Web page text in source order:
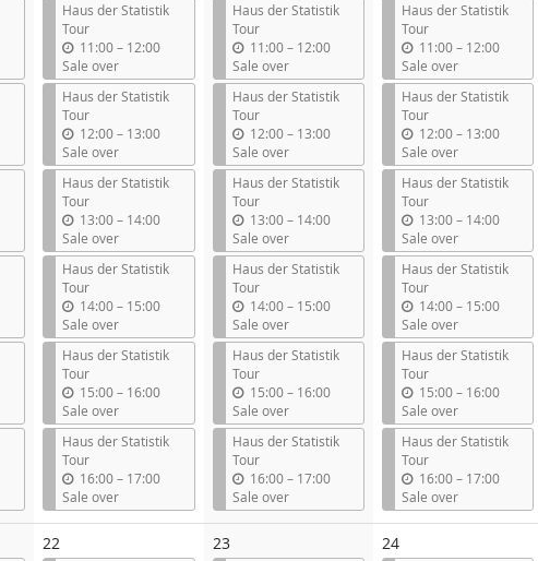
Haus der Statistik
Tour
11:00–u
t
i
12:00
Sale over
Haus der Statistik
Tour
12:00–u
t
i
13:00
Sale over
Haus der Statistik
Tour
13:00–u
t
i
14:00
Sale over
Haus der Statistik
Tour
14:00–u
t
i
15:00
Sale over
Haus der Statistik
Tour
15:00–u
t
i
16:00
Sale over
Haus der Statistik
Tour
16:00–u
t
17:00
Sale over
Haus der Statistik
Tour
11:00–u
t
i
12:00
Sale over
Haus der Statistik
Tour
12:00–u
t
i
13:00
Sale over
Haus der Statistik
Tour
13:00–u
t
i
14:00
Sale over
Haus der Statistik
Tour
14:00–u
t
i
15:00
Sale over
Haus der Statistik
Tour
15:00–u
t
i
16:00
Sale over
Haus der Statistik
Tour
16:00–u
t
17:00
Sale over
Haus der Statistik
Tour
11:00–u
t
i
12:00
Sale over
Haus der Statistik
Tour
12:00–u
t
i
13:00
Sale over
Haus der Statistik
Tour
13:00–u
t
i
14:00
Sale over
Haus der Statistik
Tour
14:00–u
t
i
15:00
Sale over
Haus der Statistik
Tour
15:00–u
t
i
16:00
Sale over
Haus der Statistik
Tour
16:00–u
t
17:00
Sale over
22 23 24